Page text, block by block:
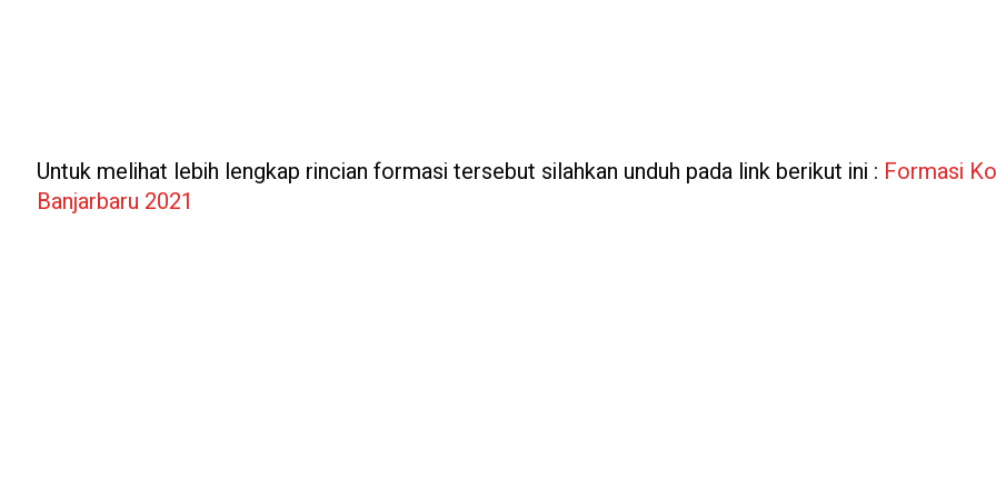
Untuk melihat lebih lengkap rincian formasi tersebut silahkan unduh pada link berikut ini : Formasi
Banjarbaru 2021